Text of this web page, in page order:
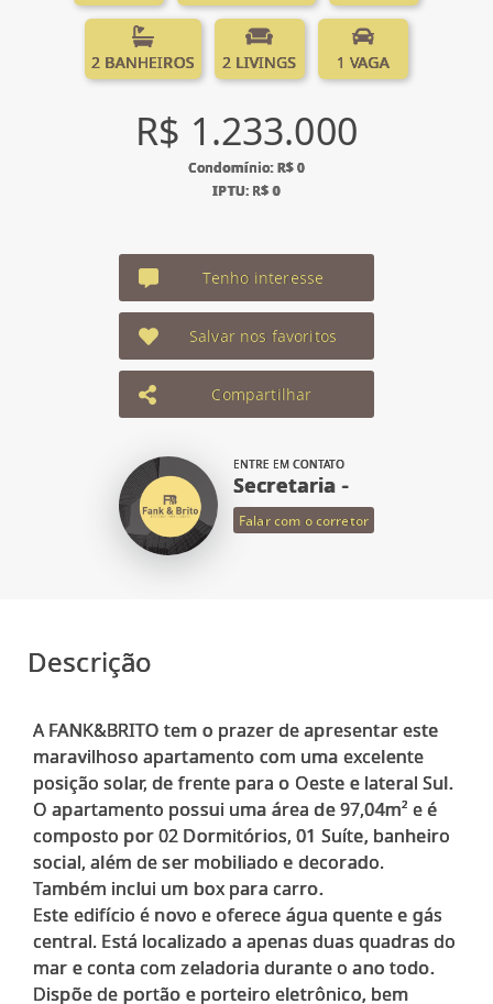
2 BANHEIROS 2 LIVINGS 1 VAGA
R$ 1.233.000
Condomínio: R$ 0
IPTU: R$ 0
Tenho interesse
Salvar nos favoritos
Compartilhar
ENTRE EM CONTATO
Secretaria -
Falar com o corretor
Descrição
A FANK&BRITO tem o prazer de apresentar este
maravilhoso apartamento com uma excelente
posição solar, de frente para o Oeste e lateral Sul.
O apartamento possui uma área de 97,04m² e é
composto por 02 Dormitórios, 01 Suíte, banheiro
social, além de ser mobiliado e decorado.
Também inclui um box para carro.
Este edifício é novo e oferece água quente e gás
central. Está localizado a apenas duas quadras do
mar e conta com zeladoria durante o ano todo.
Dispõe de portão e porteiro eletrônico, bem